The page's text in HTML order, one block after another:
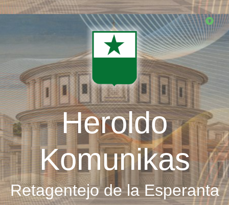
Skip
Heroldo
Komunikas
Retagentejo de la Esperanta